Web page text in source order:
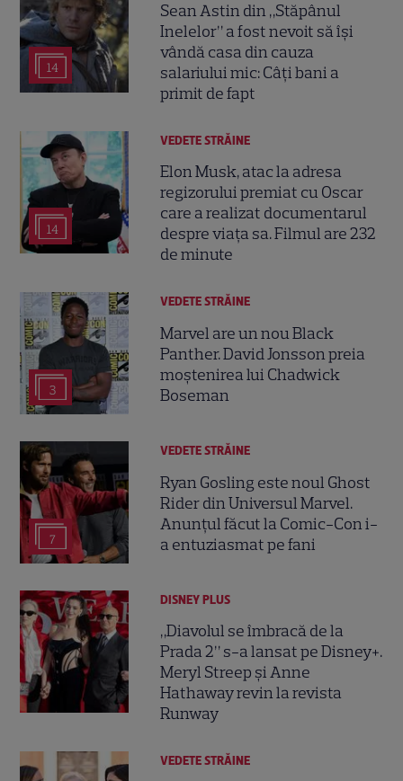
14
Sean Astin din „Stăpânul
Inelelor” a fost nevoit să își
vândă casa din cauza
salariului mic: Câți bani a
primit de fapt
14
VEDETE STRĂINE
Elon Musk, atac la adresa
regizorului premiat cu Oscar
care a realizat documentarul
despre viața sa. Filmul are 232
de minute
3
VEDETE STRĂINE
Marvel are un nou Black
Panther. David Jonsson preia
moștenirea lui Chadwick
Boseman
7
VEDETE STRĂINE
Ryan Gosling este noul Ghost
Rider din Universul Marvel.
Anunțul făcut la Comic-Con i-
a entuziasmat pe fani
DISNEY PLUS
„Diavolul se îmbracă de la
Prada 2” s-a lansat pe Disney+.
Meryl Streep și Anne
Hathaway revin la revista
Runway
VEDETE STRĂINE